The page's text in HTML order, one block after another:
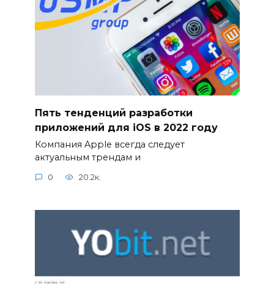
Пять тенденций разработки
приложений для iOS в 2022 году
Компания Apple всегда следует
актуальным трендам и
0 20.2к.